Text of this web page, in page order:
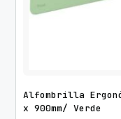
Alfombrilla
x 900mm/ Verde